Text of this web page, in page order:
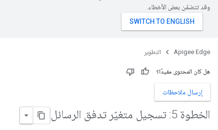
وقد تتضمّن بعض الأخطاء.
Apigee Edge التطوير
هل كان المحتوى مفيدًا؟
إرسال ملاحظات
الخطوة 5: تسجيل متغيّر تدفق الرسائل